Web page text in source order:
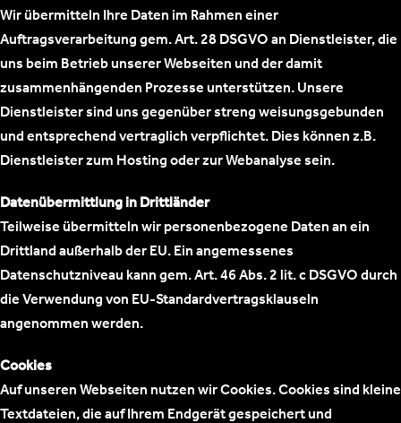
Wir übermitteln Ihre Daten im Rahmen einer
Auftragsverarbeitung gem. Art. 28 DSGVO an Dienstleister, die
uns beim Betrieb unserer Webseiten und der damit
zusammenhängenden Prozesse unterstützen. Unsere
Dienstleister sind uns gegenüber streng weisungsgebunden
und entsprechend vertraglich verpflichtet. Dies können z.B.
Dienstleister zum Hosting oder zur Webanalyse sein.
Datenübermittlung in Drittländer
Teilweise übermitteln wir personenbezogene Daten an ein
Drittland außerhalb der EU. Ein angemessenes
Datenschutzniveau kann gem. Art. 46 Abs. 2 lit. c DSGVO durch
die Verwendung von EU-Standardvertragsklauseln
angenommen werden.
Cookies
Auf unseren Webseiten nutzen wir Cookies. Cookies sind kleine
Textdateien, die auf Ihrem Endgerät gespeichert und